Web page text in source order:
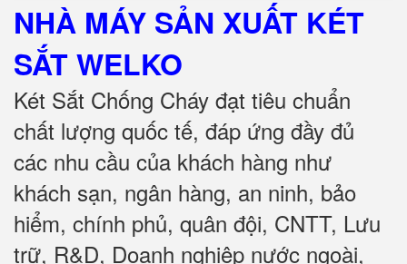
NHÀ MÁY SẢN XUẤT KÉT
SẮTWELKO
Két Sắt Chống Cháy đạt tiêu chuẩn
chất lượng quốc tế, đáp ứng đầy đủ
các nhu cầu của khách hàng như
khách sạn, ngân hàng, an ninh, bảo
hiểm, chính phủ, quân đội, CNTT, Lưu
trữ, R&D, Doanh nghiệp nước ngoài,